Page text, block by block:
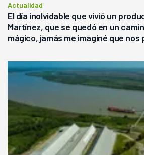
Actualidad
El día inolvidable que vivió un
Martínez, que se quedó en un
mágico, jamás me imaginé que